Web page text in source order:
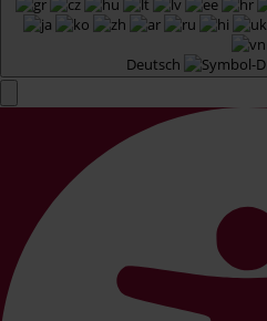
Deutsch